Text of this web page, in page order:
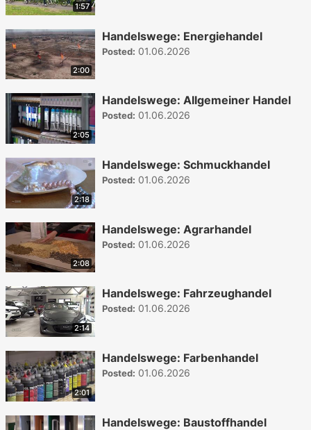
1:57
2:00
Handelswege: Energiehandel
Posted: 01.06.2026
2:05
Handelswege: Allgemeiner Handel
Posted: 01.06.2026
2:18
Handelswege: Schmuckhandel
Posted: 01.06.2026
2:08
Handelswege: Agrarhandel
Posted: 01.06.2026
2:14
Handelswege: Fahrzeughandel
Posted: 01.06.2026
2:01
Handelswege: Farbenhandel
Posted: 01.06.2026
Handelswege: Baustoffhandel